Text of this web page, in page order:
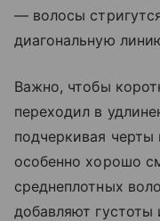
— волосы
диагональную
Важно, чтобы
переходил в
подчеркивая
особенно хорошо
среднеплотных
добавляют